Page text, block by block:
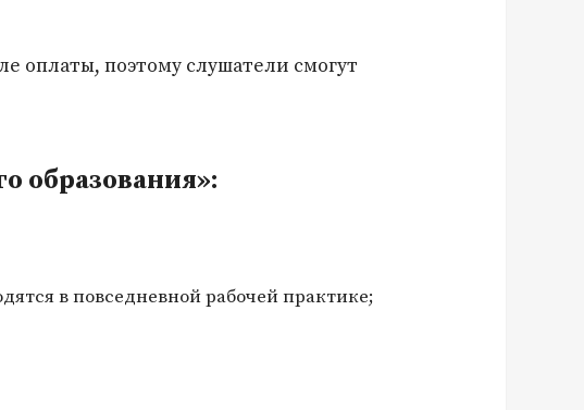
оплаты, поэтому слушатели смогут
образования»:
в повседневной рабочей практике;